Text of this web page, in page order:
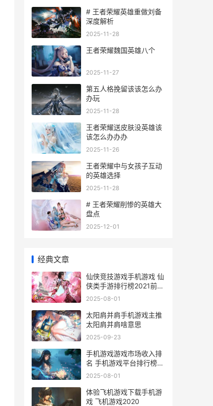
# 王者荣耀英雄重做刘备
深度解析
2025-11-28
王者荣耀魏国英雄八个
2025-11-27
第五人格挽留该该怎么办
办玩
2025-11-28
王者荣耀送皮肤没英雄该
该怎么办办办
2025-11-26
王者荣耀中与女孩子互动
的英雄选择
2025-11-28
# 王者荣耀削惨的英雄大
盘点
2025-12-01
经典文章
仙侠竞技游戏手机游戏 仙
侠类手游排行榜2021前十
名
2025-08-01
太阳肩并肩手机游戏主推
太阳肩并肩啥意思
2025-09-23
手机游戏游戏市场收入排
名 手机游戏平台排行榜前
十
2025-08-01
体验飞机游戏下载手机游
戏 飞机游戏2020